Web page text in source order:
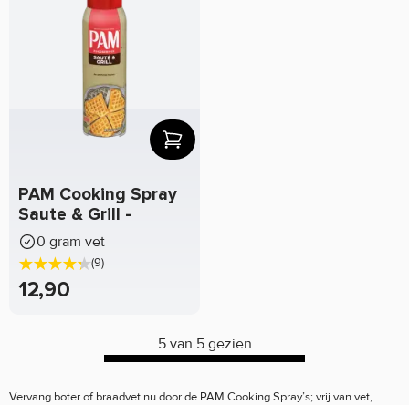
PAM Cooking Spray
Saute & Grill -
0 gram vet
(9)
12,90
5 van 5 gezien
Vervang boter of braadvet nu door de PAM Cooking Spray’s; vrij van vet,